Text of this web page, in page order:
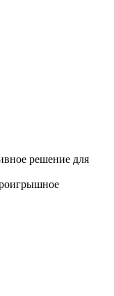
решение для